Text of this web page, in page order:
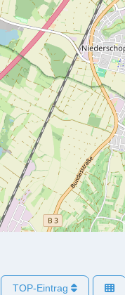
TOP-Eintrag